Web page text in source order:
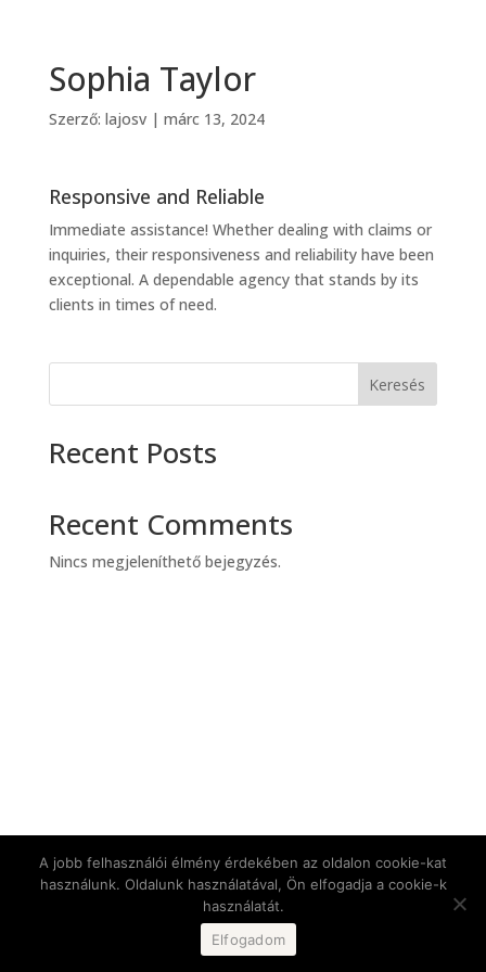
Sophia Taylor
Szerző: lajosv| márc 13, 2024
Responsive and Reliable
Immediate assistance! Whether dealing with claims or
inquiries, their responsiveness and reliability have been
exceptional. A dependable agency that stands by its
clients in times of need.
Keresés
Recent Posts
Recent Comments
Nincs megjeleníthető bejegyzés.
A jobb felhasználói élmény érdekében az oldalon cookie-kat
használunk. Oldalunk használatával, Ön elfogadja a cookie-k
használatát.
Elfogadom